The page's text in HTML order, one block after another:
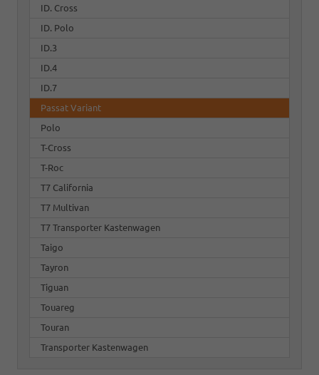
ID. Cross
ID. Polo
ID.3
ID.4
ID.7
Passat Variant
Polo
T-Cross
T-Roc
T7 California
T7 Multivan
T7 Transporter Kastenwagen
Taigo
Tayron
Tiguan
Touareg
Touran
Transporter Kastenwagen